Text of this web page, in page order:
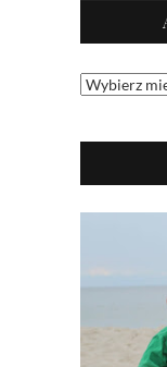
Archiwum